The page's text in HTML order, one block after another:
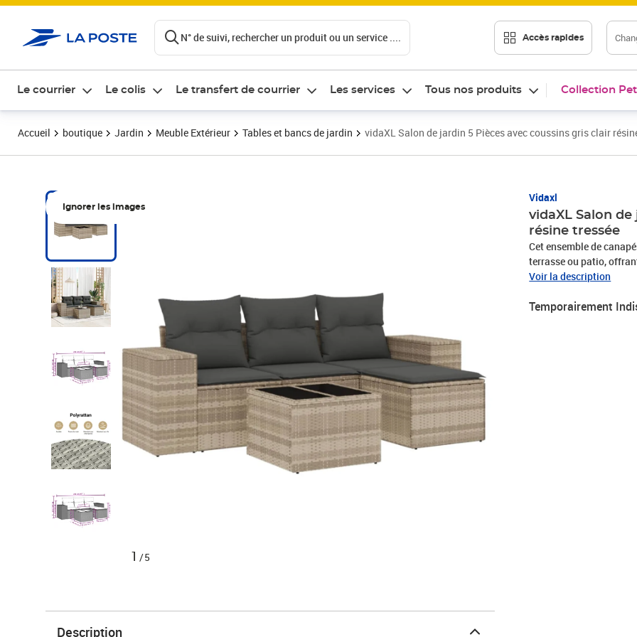
N° de suivi, rechercher un produit ou un service .... Accès rapides
Le courrier Le colis Le transfert de courrier Les services Tous nos produits Collection
Accueil boutique Jardin Meuble Extérieur Tables et bancs de jardin vidaXL Salon de jardin 5 Pièces avec coussins gris clair
Ignorer les images
1 /5
Vidaxl
vidaXL Salon
résine tressée
Cet ensemble de
terrasse ou patio,
famille et les amis ou
matériau synthétique
intempéries.Fonction
Voir la description
Temporairement
Description